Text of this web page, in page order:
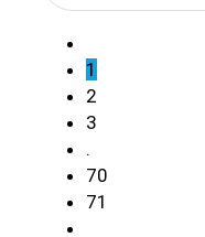
1
2
3
.
70
71